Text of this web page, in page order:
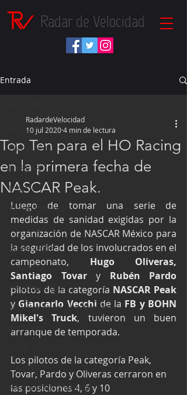
Radar de Velocidad
Entrada
Inicio
Fórmula 1
NASCAR
IndyCar
Autos Turismo
Fórmula E
Súper Copa
Industria Automotriz
Fórmula 4 (F4)
Mexicanos en el extranjero
Kartismo
FIA WEC
Fórmula Ford Vintage
Top Ten para el HO Racing
en la primera fecha de
NASCAR Peak.
RadardeVelocidad
10 jul 20204 min de lectura
Luego de tomar una serie de
medidas de sanidad exigidas por la
organización de NASCAR México para
la seguridad de los involucrados en el
campeonato, Hugo Oliveras,
Santiago Tovar y Rubén Pardo
pilotos de la categoría NASCAR Peak
y Giancarlo Vecchi de la FB y BOHN
Mikel's Truck, tuvieron un buen
arranque de temporada.
Los pilotos de la categoría Peak,
Tovar, Pardo y Oliveras cerraron en
las posiciones 4, 6 y 10